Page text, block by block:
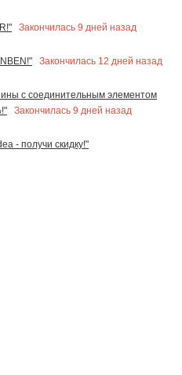
Закончилась 9 дней назад
Закончилась 12 дней назад
с соединительным элементом
Закончилась 9 дней назад
- получи скидку!"